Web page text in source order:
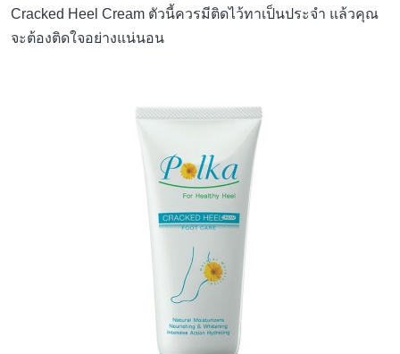
Cracked Heel Cream ตัวนี้ควรมีติดไว้ทาเป็นประจำ แล้วคุณ
จะต้องติดใจอย่างแน่นอน